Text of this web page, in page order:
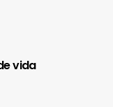
vida